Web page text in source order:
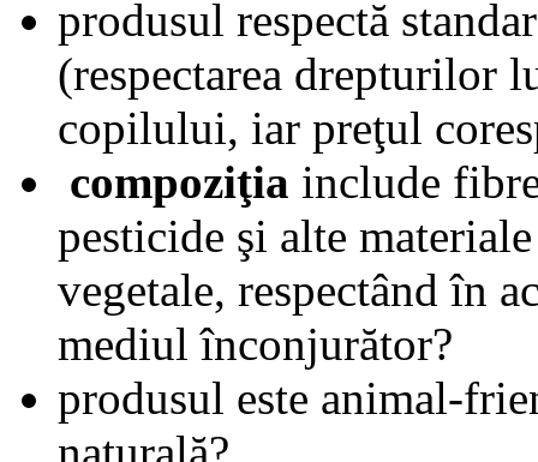
produsul respectă
(respectarea drepturilor
copilului, iar preţul
compoziţia include
pesticide şi alte
vegetale, respectând în
mediul înconjurător?
produsul este animal-
naturală?